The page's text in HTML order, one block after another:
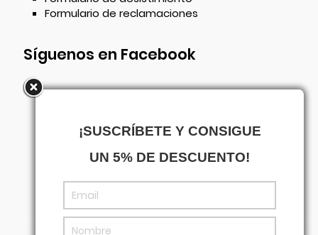
Formulario de reclamaciones
Síguenos en Facebook
¡SUSCRÍBETE Y CONSIGUE
UN 5% DE DESCUENTO!